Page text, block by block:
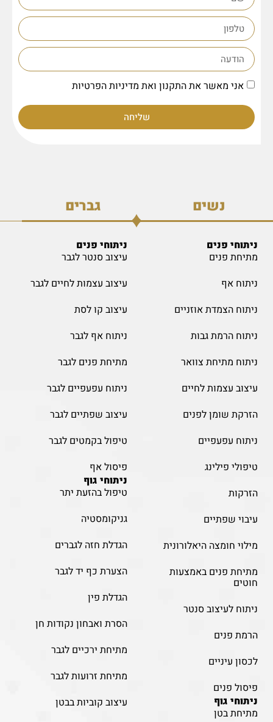
אני מאשר את התקנון ואת מדיניות הפרטיות
שליחה
גברים נשים
ניתוחי פנים
מתיחת פנים
ניתוח אף
ניתוח הצמדת אוזניים
ניתוח הרמת גבות
ניתוח מתיחת צוואר
עיצוב עצמות לחיים
הזרקת שומן לפנים
ניתוח עפעפיים
טיפולי פילינג
הזרקות
עיבוי שפתיים
מילוי חומצה היאלורונית
מתיחת פנים באמצעות
חוטים
ניתוח לעיצוב סנטר
הרמת פנים
לכסון עיניים
פיסול פנים
ניתוחי גוף
מתיחת בטן
ניתוחי פנים
עיצוב סנטר לגבר
עיצוב עצמות לחיים לגבר
עיצוב קו לסת
ניתוח אף לגבר
מתיחת פנים לגבר
ניתוח עפעפיים לגבר
עיצוב שפתיים לגבר
טיפול בקמטים לגבר
פיסול אף
ניתוחי גוף
טיפול בהזעת יתר
גניקומסטיה
הגדלת חזה לגברים
הצערת כף יד לגבר
הגדלת פין
הסרת ואבחון נקודות חן
מתיחת ירכיים לגבר
מתיחת זרועות לגבר
עיצוב קוביות בבטן